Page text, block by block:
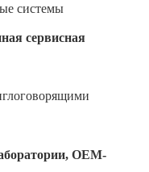
системы
сервисная
OEM-